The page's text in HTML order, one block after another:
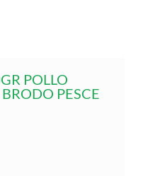
POLLO
PESCE